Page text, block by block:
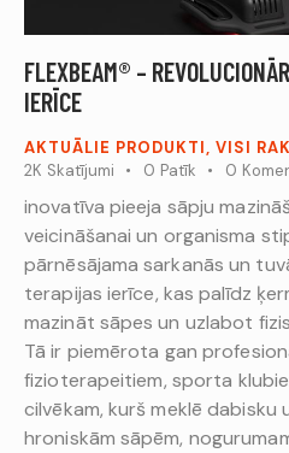
FLEXBEAM® –
IERĪCE
AKTUĀLIE PRODUKTI, VISI
2K Skatījumi 0 Patīk 0
inovatīva pieeja sāpju
veicināšanai un organisma
pārnēsājama sarkanās un
terapijas ierīce, kas palīdz
mazināt sāpes un uzlabot
Tā ir piemērota gan
fizioterapeitiem, sporta
cilvēkam, kurš meklē dabisku
hroniskām sāpēm,